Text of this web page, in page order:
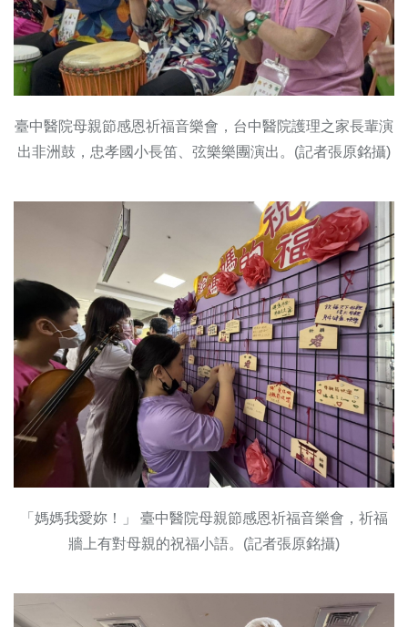
臺中醫院母親節感恩祈福音樂會，台中醫院護理之家長輩演
出非洲鼓，忠孝國小長笛、弦樂樂團演出。(記者張原銘攝)
「媽媽我愛妳！」 臺中醫院母親節感恩祈福音樂會，祈福
牆上有對母親的祝福小語。(記者張原銘攝)